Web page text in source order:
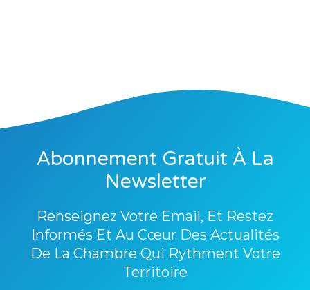
Abonnement Gratuit À La
Newsletter
Renseignez Votre Email, Et Restez
Informés Et Au Cœur Des Actualités
De La Chambre Qui Rythment Votre
Territoire